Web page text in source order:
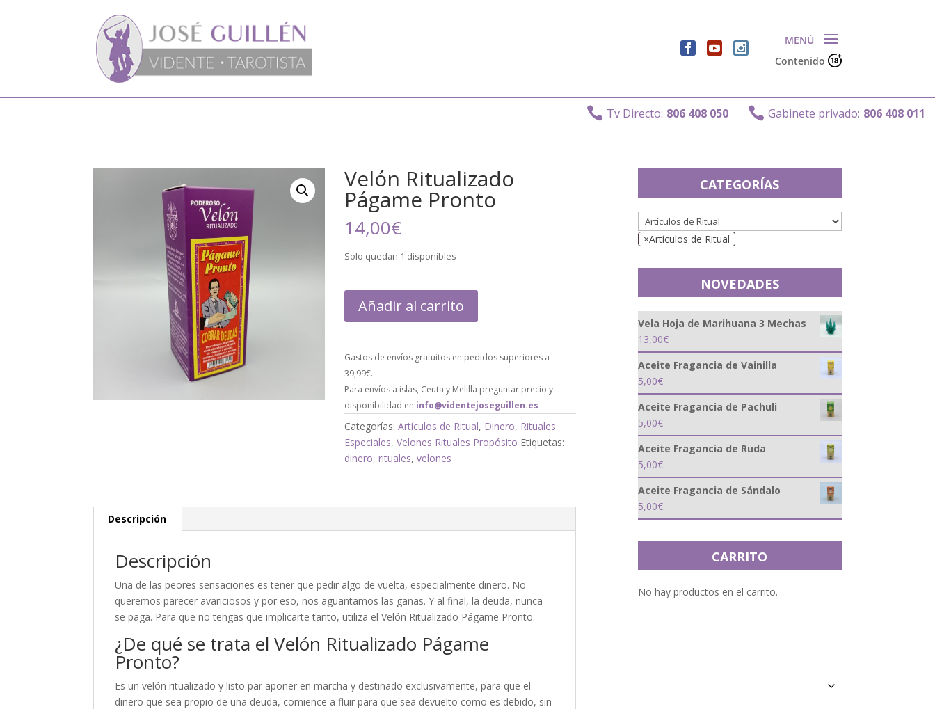
Contenido
 Tv Directo: 806 408 050  Gabinete privado: 806 408 011
Velón Ritualizado
Págame Pronto
14,00€
Solo quedan 1 disponibles
Añadir al carrito
Gastos de envíos gratuitos en pedidos superiores a
39,99€.
Para envíos a islas, Ceuta y Melilla preguntar precio y
disponibilidad en info@videntejoseguillen.es
Categorías:Artículos de Ritual, Dinero, Rituales
Especiales,Velones Rituales Propósito Etiquetas:
dinero,rituales,velones
Descripción
Descripción
Una de las peores sensaciones es tener que pedir algo de vuelta, especialmente dinero. No
queremos parecer avariciosos y por eso, nos aguantamos las ganas. Y al final, la deuda, nunca
se paga. Para que no tengas que implicarte tanto, utiliza el Velón Ritualizado Págame Pronto.
¿De qué se trata el Velón Ritualizado Págame
Pronto?
Es un velón ritualizado y listo par aponer en marcha y destinado exclusivamente, para que el
dinero que sea propio de una deuda, comience a fluir para que sea devuelto como es debido, sin
CATEGORÍAS
×Artículos de Ritual
NOVEDADES
Vela Hoja de Marihuana 3 Mechas
13,00€
Aceite Fragancia de Vainilla
5,00€
Aceite Fragancia de Pachuli
5,00€
Aceite Fragancia de Ruda
5,00€
Aceite Fragancia de Sándalo
5,00€
CARRITO
No hay productos en el carrito.